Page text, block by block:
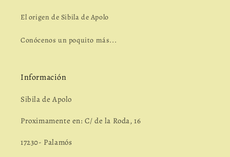
El origen de Sibila de Apolo
Conócenos un poquito más...
Información
Sibila de Apolo
Proximamente en: C/ de la Roda, 16
17230- Palamós